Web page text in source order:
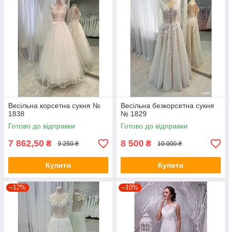
Весільна корсетна сукня №
1838
Готово до відправки
7 862,50 ₴ 9 250 ₴
Купити
Весільна безкорсетна сукня
№ 1829
Готово до відправки
8 500 ₴ 10 000 ₴
Купити
–12% –10%